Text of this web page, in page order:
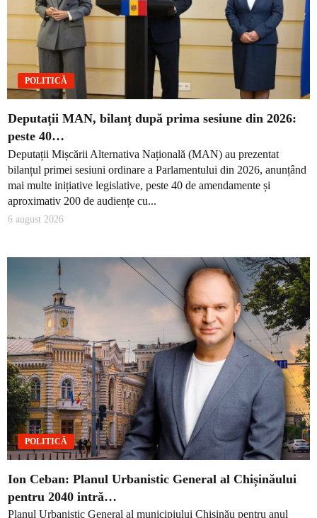
POLITICĂ
Deputații MAN, bilanț după prima sesiune din 2026:
peste 40…
Deputații Mișcării Alternativa Națională (MAN) au prezentat
bilanțul primei sesiuni ordinare a Parlamentului din 2026, anunțând
mai multe inițiative legislative, peste 40 de amendamente și
aproximativ 200 de audiențe cu...
6 august 2026
POLITICĂ
Ion Ceban: Planul Urbanistic General al Chișinăului
pentru 2040 intră…
Planul Urbanistic General al municipiului Chișinău pentru anul